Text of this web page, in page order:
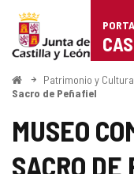
Portal
de
Turismo
de
Castilla
InicioPatrimonio y Cultura
Sacro de Peñafiel
MUSEO
SACRO